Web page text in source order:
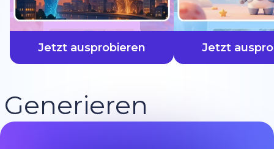
Jetzt ausprobieren Jetzt
Generieren
schneller